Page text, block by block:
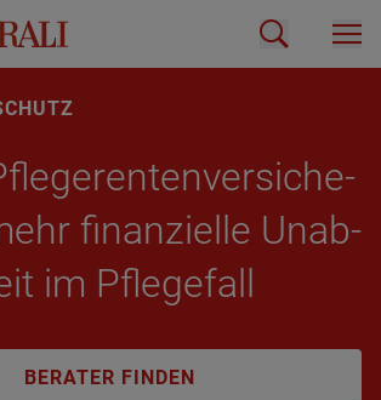
fi­nan­zi­el­le Un­ab­
im Pfle­ge­fall
BERATER FINDEN